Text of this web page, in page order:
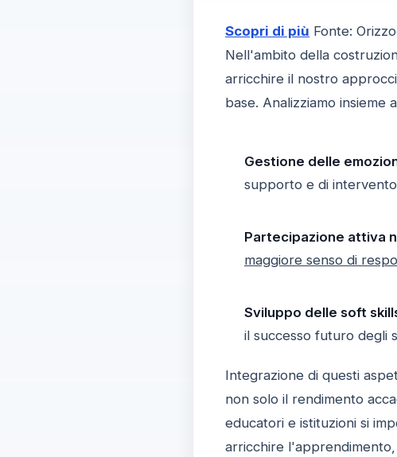
Scopri di più Fonte:
Nell'ambito della
arricchire il nostro
base. Analizziamo insieme
Gestione delle
supporto e di
Partecipazione attiva
maggiore senso di
Sviluppo delle soft
il successo futuro degli
Integrazione di questi
non solo il rendimento
educatori e istituzioni si
arricchire